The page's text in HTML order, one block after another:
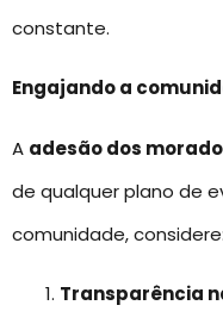
constante.
Engajando a
A adesão dos
de qualquer plano de
comunidade, considere:
Transparência